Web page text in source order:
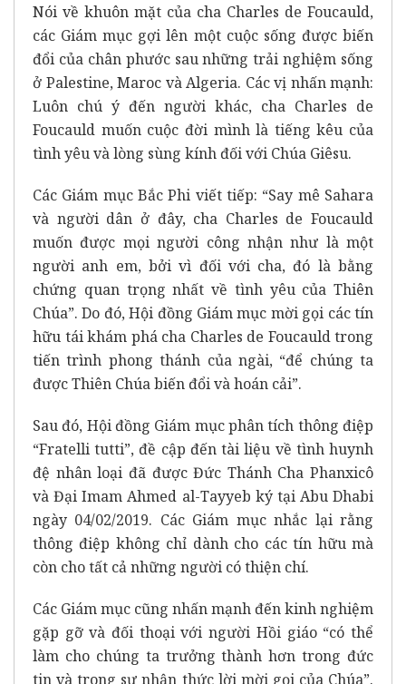
Nói về khuôn mặt của cha Charles de Foucauld,
các Giám mục gợi lên một cuộc sống được biến
đổi của chân phước sau những trải nghiệm sống
ở Palestine, Maroc và Algeria. Các vị nhấn mạnh:
Luôn chú ý đến người khác, cha Charles de
Foucauld muốn cuộc đời mình là tiếng kêu của
tình yêu và lòng sùng kính đối với Chúa Giêsu.
Các Giám mục Bắc Phi viết tiếp: “Say mê Sahara
và người dân ở đây, cha Charles de Foucauld
muốn được mọi người công nhận như là một
người anh em, bởi vì đối với cha, đó là bằng
chứng quan trọng nhất về tình yêu của Thiên
Chúa”. Do đó, Hội đồng Giám mục mời gọi các tín
hữu tái khám phá cha Charles de Foucauld trong
tiến trình phong thánh của ngài, “để chúng ta
được Thiên Chúa biến đổi và hoán cải”.
Sau đó, Hội đồng Giám mục phân tích thông điệp
“Fratelli tutti”, đề cập đến tài liệu về tình huynh
đệ nhân loại đã được Đức Thánh Cha Phanxicô
và Đại Imam Ahmed al-Tayyeb ký tại Abu Dhabi
ngày 04/02/2019. Các Giám mục nhắc lại rằng
thông điệp không chỉ dành cho các tín hữu mà
còn cho tất cả những người có thiện chí.
Các Giám mục cũng nhấn mạnh đến kinh nghiệm
gặp gỡ và đối thoại với người Hồi giáo “có thể
làm cho chúng ta trưởng thành hơn trong đức
tin và trong sự nhận thức lời mời gọi của Chúa”.